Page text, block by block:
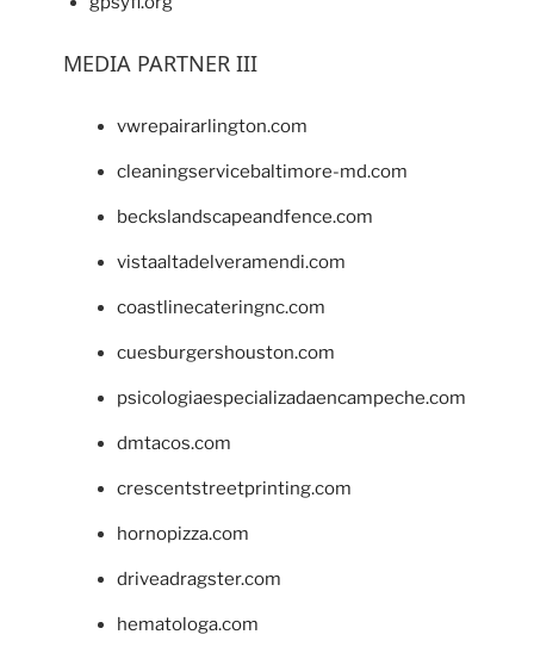
MEDIA PARTNER III
vwrepairarlington.com
cleaningservicebaltimore-md.com
beckslandscapeandfence.com
vistaaltadelveramendi.com
coastlinecateringnc.com
cuesburgershouston.com
psicologiaespecializadaencampeche.com
dmtacos.com
crescentstreetprinting.com
hornopizza.com
driveadragster.com
hematologa.com